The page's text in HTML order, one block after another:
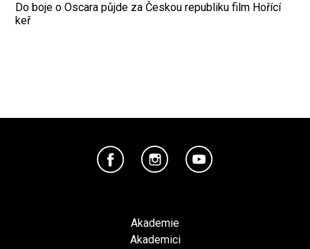
Do boje o Oscara půjde za Českou republiku film Hořící
keř
Akademie
Akademici